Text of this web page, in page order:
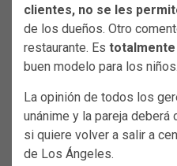
clientes, no se les
de los dueños. Otro
restaurante. Es totalmente
buen modelo para los
La opinión de todos los
unánime y la pareja
si quiere volver a salir a
de Los Ángeles.